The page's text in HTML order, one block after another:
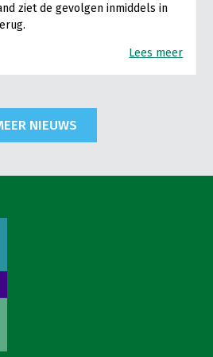
ziet de gevolgen inmiddels in
Lees meer
NIEUWS